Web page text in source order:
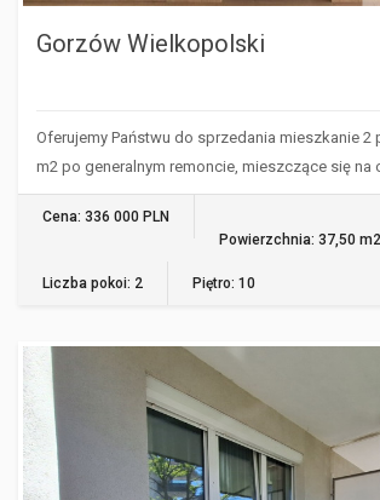
Gorzów Wielkopolski
Oferujemy Państwu do sprzedania mieszkanie 2
m2 po generalnym remoncie, mieszczące się na
Cena: 336 000 PLN
Powierzchnia: 37,50 m2
Liczba pokoi: 2 Piętro: 10
GORZÓW WIELKOPOLSKI